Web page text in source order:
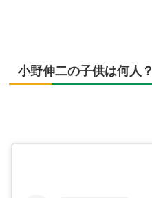
小野伸二の子供は何人？